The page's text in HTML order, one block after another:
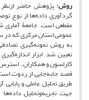
روش: پژوهش حاضر
گردآوری داده‌ها از نوع
مقطعی است. جامعۀ آماری
تعیین شد. ابزار
کارلسون و همکاران،
قصد جا‌به‌جایی از ردوت
طریق تحلیل عاملی و
جهت تجزیه‌وتحلیل